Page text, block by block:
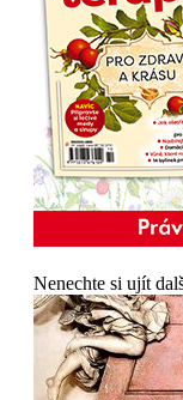
Nenechte si ujít